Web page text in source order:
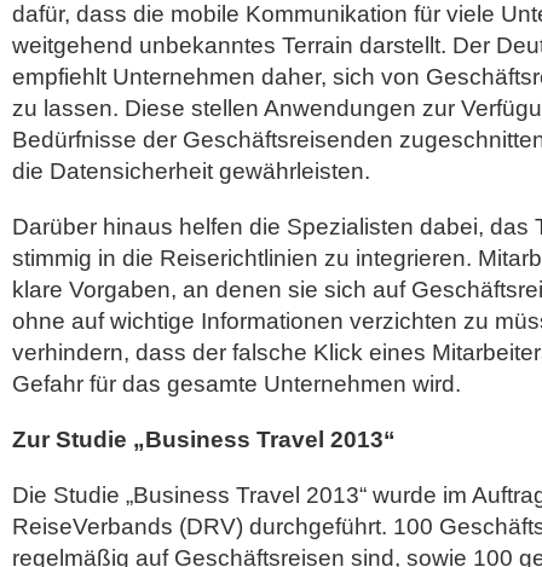
dafür, dass die mobile Kommunikation für viele
weitgehend unbekanntes Terrain darstellt. Der
empfiehlt Unternehmen daher, sich von
zu lassen. Diese stellen Anwendungen zur
Bedürfnisse der Geschäftsreisenden
die Datensicherheit gewährleisten.
Darüber hinaus helfen die Spezialisten dabei, das
stimmig in die Reiserichtlinien zu integrieren.
klare Vorgaben, an denen sie sich auf
ohne auf wichtige Informationen verzichten zu
verhindern, dass der falsche Klick eines
Gefahr für das gesamte Unternehmen wird.
Zur Studie „Business Travel 2013“
Die Studie „Business Travel 2013“ wurde im
ReiseVerbands (DRV) durchgeführt. 100
regelmäßig auf Geschäftsreisen sind, sowie 100